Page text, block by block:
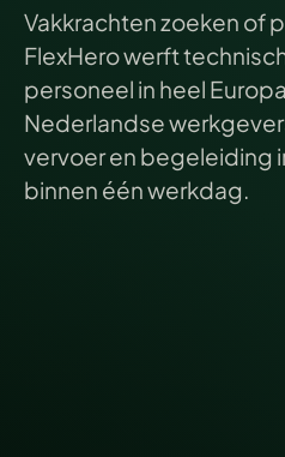
Vakkrachten zoeken of
FlexHero werft
personeel in heel
Nederlandse
vervoer en begeleiding
binnen één werkdag.